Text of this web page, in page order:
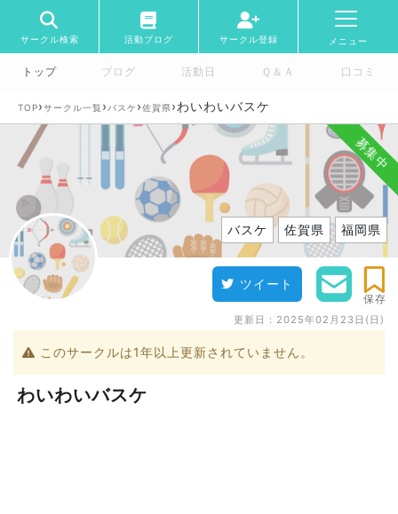
サークル検索 活動ブログ サークル登録 メニュー
トップ ブログ 活動日 Ｑ＆Ａ 口コミ
TOP›サークル一覧 › バスケ ›佐賀県›わいわいバスケ
募集中
バスケ 佐賀県 福岡県
ツイート
保存
更新日： 2025年02月23日(日)
このサークルは1年以上更新されていません。
わいわいバスケ